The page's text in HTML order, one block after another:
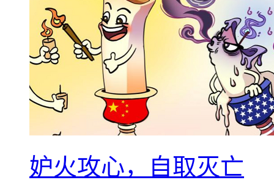
妒火攻心，自取灭亡